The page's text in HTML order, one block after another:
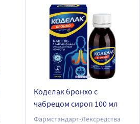
Коделак бронхо с
чабрецом сироп 100 мл
Фармстандарт-Лексредства